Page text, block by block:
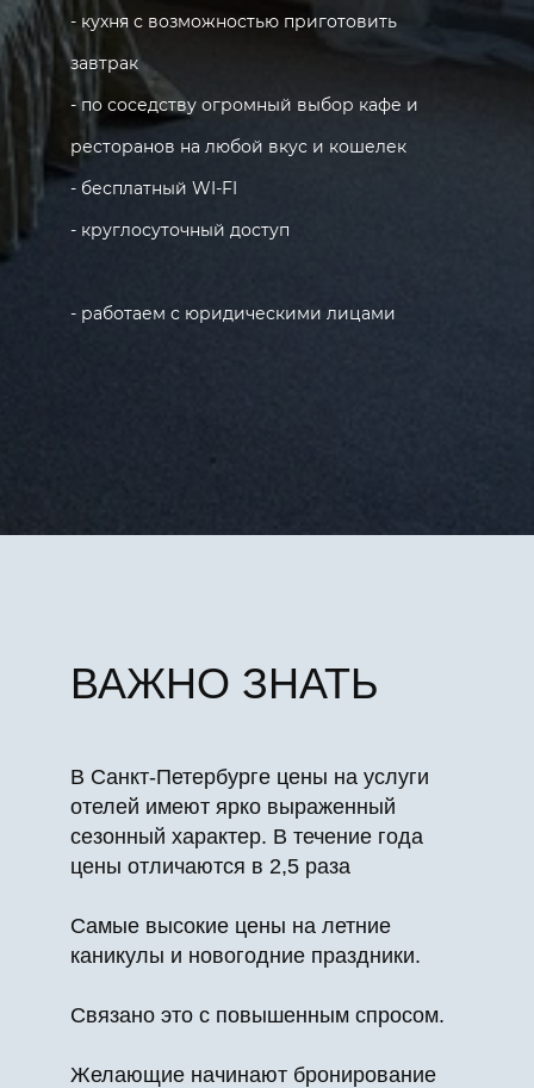
- кухня с возможностью приготовить
завтрак
- по соседству огромный выбор кафе и
ресторанов на любой вкус и кошелек
- бесплатный WI-FI
- круглосуточный доступ
- работаем с юридическими лицами
ВАЖНО ЗНАТЬ
В Санкт-Петербурге цены на услуги
отелей имеют ярко выраженный
сезонный характер. В течение года
цены отличаются в 2,5 раза
Самые высокие цены на летние
каникулы и новогодние праздники.
Связано это с повышенным спросом.
Желающие начинают бронирование